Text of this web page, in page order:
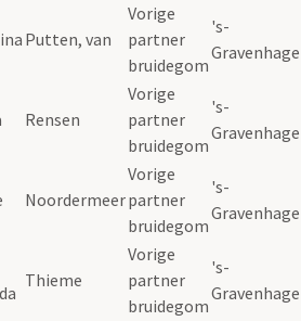
Putten, van
Vorige
partner
bruidegom
's-
Gravenhage
Rensen
Vorige
partner
bruidegom
's-
Gravenhage
Noordermeer
Vorige
partner
bruidegom
's-
Gravenhage
Thieme
Vorige
partner
bruidegom
's-
Gravenhage